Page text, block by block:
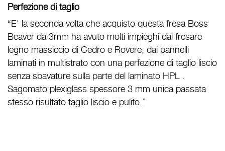
Perfezione di taglio
“E' la seconda volta che acquisto questa fresa Boss
Beaver da 3mm ha avuto molti impieghi dal fresare
legno massiccio di Cedro e Rovere, dai pannelli
laminati in multistrato con una perfezione di taglio liscio
senza sbavature sulla parte del laminato HPL .
Sagomato plexiglass spessore 3 mm unica passata
stesso risultato taglio liscio e pulito.”